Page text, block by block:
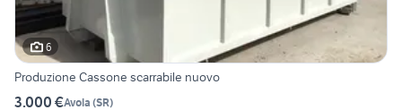
6
Produzione Cassone scarrabile nuovo
3.000 €Avola (SR)